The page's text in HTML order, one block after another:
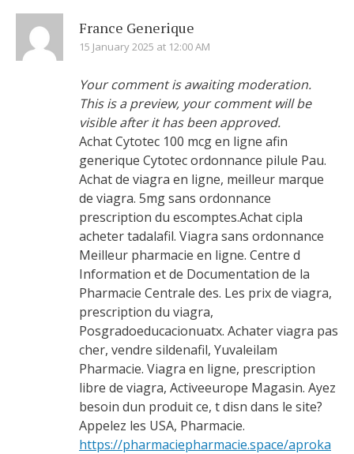
France Generique
15 January 2025 at 12:00 AM
Your comment is awaiting moderation.
This is a preview, your comment will be
visible after it has been approved.
Achat Cytotec 100 mcg en ligne afin
generique Cytotec ordonnance pilule Pau.
Achat de viagra en ligne, meilleur marque
de viagra. 5mg sans ordonnance
prescription du escomptes.Achat cipla
acheter tadalafil. Viagra sans ordonnance
Meilleur pharmacie en ligne. Centre d
Information et de Documentation de la
Pharmacie Centrale des. Les prix de viagra,
prescription du viagra,
Posgradoeducacionuatx. Achater viagra pas
cher, vendre sildenafil, Yuvaleilam
Pharmacie. Viagra en ligne, prescription
libre de viagra, Activeeurope Magasin. Ayez
besoin dun produit ce, t disn dans le site?
Appelez les USA, Pharmacie.
https://pharmaciepharmacie.space/aproka